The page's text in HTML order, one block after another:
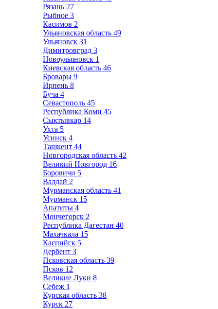
Рязань 27
Рыбное 3
Касимов 2
Ульяновская область 49
Ульяновск 31
Димитровград 3
Новоульяновск 1
Киевская область 46
Бровары 9
Ирпень 8
Буча 4
Севастополь 45
Республика Коми 45
Сыктывкар 14
Ухта 5
Усинск 4
Ташкент 44
Новгородская область 42
Великий Новгород 16
Боровичи 5
Валдай 2
Мурманская область 41
Мурманск 15
Апатиты 4
Мончегорск 2
Республика Дагестан 40
Махачкала 15
Каспийск 5
Дербент 3
Псковская область 39
Псков 12
Великие Луки 8
Себеж 1
Курская область 38
Курск 27